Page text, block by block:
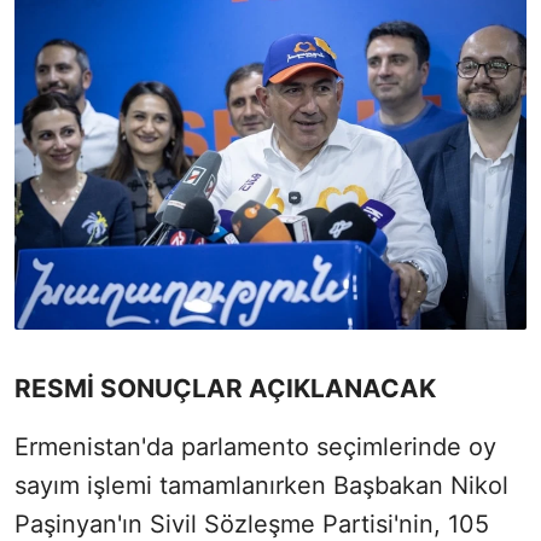
RESMİ SONUÇLAR AÇIKLANACAK
Ermenistan'da parlamento seçimlerinde oy
sayım işlemi tamamlanırken Başbakan Nikol
Paşinyan'ın Sivil Sözleşme Partisi'nin, 105